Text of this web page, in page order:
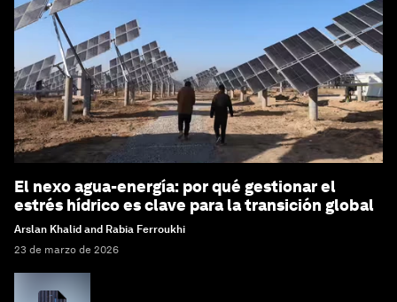
El nexo agua-energía: por qué gestionar el
estrés hídrico es clave para la transición global
Arslan Khalid and Rabia Ferroukhi
23 de marzo de 2026